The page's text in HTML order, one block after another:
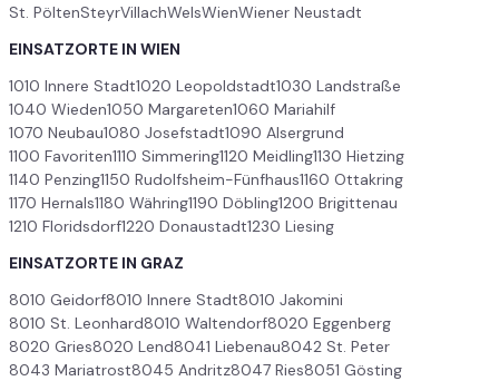
St. PöltenSteyrVillachWelsWienWiener Neustadt
EINSATZORTE IN WIEN
1010 Innere Stadt1020 Leopoldstadt1030 Landstraße
1040 Wieden1050 Margareten1060 Mariahilf
1070 Neubau1080 Josefstadt1090 Alsergrund
1100 Favoriten1110 Simmering1120 Meidling1130 Hietzing
1140 Penzing1150 Rudolfsheim-Fünfhaus1160 Ottakring
1170 Hernals1180 Währing1190 Döbling1200 Brigittenau
1210 Floridsdorf1220 Donaustadt1230 Liesing
EINSATZORTE IN GRAZ
8010 Geidorf8010 Innere Stadt8010 Jakomini
8010 St. Leonhard8010 Waltendorf8020 Eggenberg
8020 Gries8020 Lend8041 Liebenau8042 St. Peter
8043 Mariatrost8045 Andritz8047 Ries8051 Gösting